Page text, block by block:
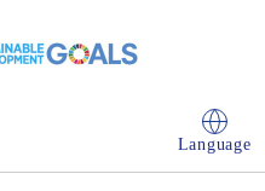
Language